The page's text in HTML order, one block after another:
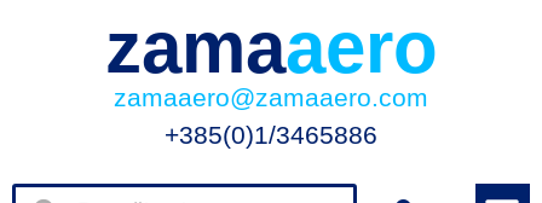
zamaaero
zamaaero@zamaaero.com
+385(0)1/3465886